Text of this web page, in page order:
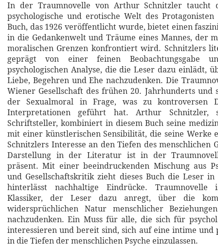
In der Traumnovelle von Arthur Schnitzler taucht
psychologische und erotische Welt des
Buch, das 1926 veröffentlicht wurde, bietet einen
in die Gedankenwelt und Träume eines Mannes, der
moralischen Grenzen konfrontiert wird. Schnitzlers
geprägt von einer feinen Beobachtungsgabe
psychologischen Analyse, die die Leser dazu einlädt,
Liebe, Begehren und Ehe nachzudenken. Die
Wiener Gesellschaft des frühen 20. Jahrhunderts und
der Sexualmoral in Frage, was zu kontroversen
Interpretationen geführt hat. Arthur Schnitzler,
Schriftsteller, kombiniert in diesem Buch seine
mit einer künstlerischen Sensibilität, die seine Werke
Schnitzlers Interesse an den Tiefen des menschlichen
Darstellung in der Literatur ist in der
präsent. Mit einer beeindruckenden Mischung aus
und Gesellschaftskritik zieht dieses Buch die Leser in
hinterlässt nachhaltige Eindrücke.
Klassiker, der Leser dazu anregt, über die
widersprüchlichen Natur menschlicher
nachzudenken. Ein Muss für alle, die sich für
interessieren und bereit sind, sich auf eine intime und
in die Tiefen der menschlichen Psyche einzulassen.